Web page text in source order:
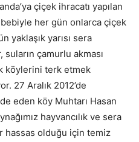
çiçek ihracatı yapılan
her gün onlarca çiçek
yaklaşık yarısı sera
çamurlu akması
köylerini terk etmek
27 Aralık 2012’de
eden köy Muhtarı Hasan
hayvancılık ve sera
hassas olduğu için temiz